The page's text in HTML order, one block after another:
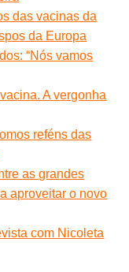
das vacinas da
da Europa
“Nós vamos
A vergonha
reféns das
as grandes
aproveitar o novo
com Nicoleta